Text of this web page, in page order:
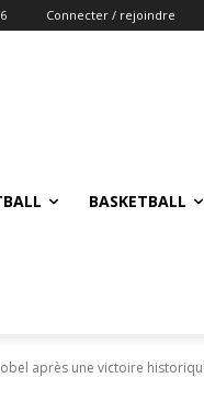
Connecter / rejoindre
BASKETBALL
après une victoire